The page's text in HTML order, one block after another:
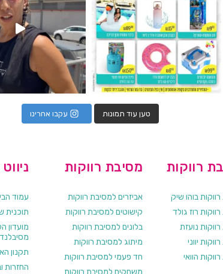
טען עוד תמונות עקבו אחרינו
עמוד
תוכנית
מועדון
מסיבלנד
תקנון
החזרות
מסיבת רווקות
אביזרים למסיבת רווקות
קישוטים למסיבת רווקות
בלונים למסיבת רווקות
מיתוג למסיבת רווקות
חד פעמי למסיבת רווקות
רווקות
בוהו שיק
רוז גולד
נועזת
יווני
הוואי